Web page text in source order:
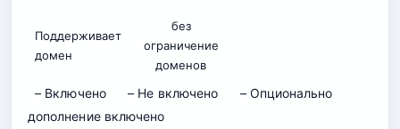
Поддерживает
домен
без
ограничение
доменов
– Включено – Не включено
– Опционально
дополнение включено